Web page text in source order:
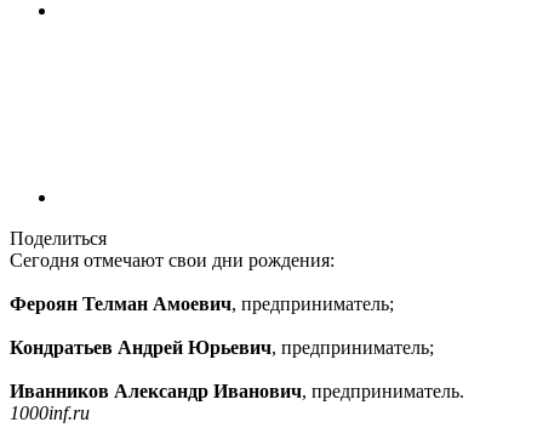
Поделиться
Сегодня отмечают свои дни рождения:
Фероян Телман Амоевич, предприниматель;
Кондратьев Андрей Юрьевич, предприниматель;
Иванников Александр Иванович, предприниматель.
1000inf.ru